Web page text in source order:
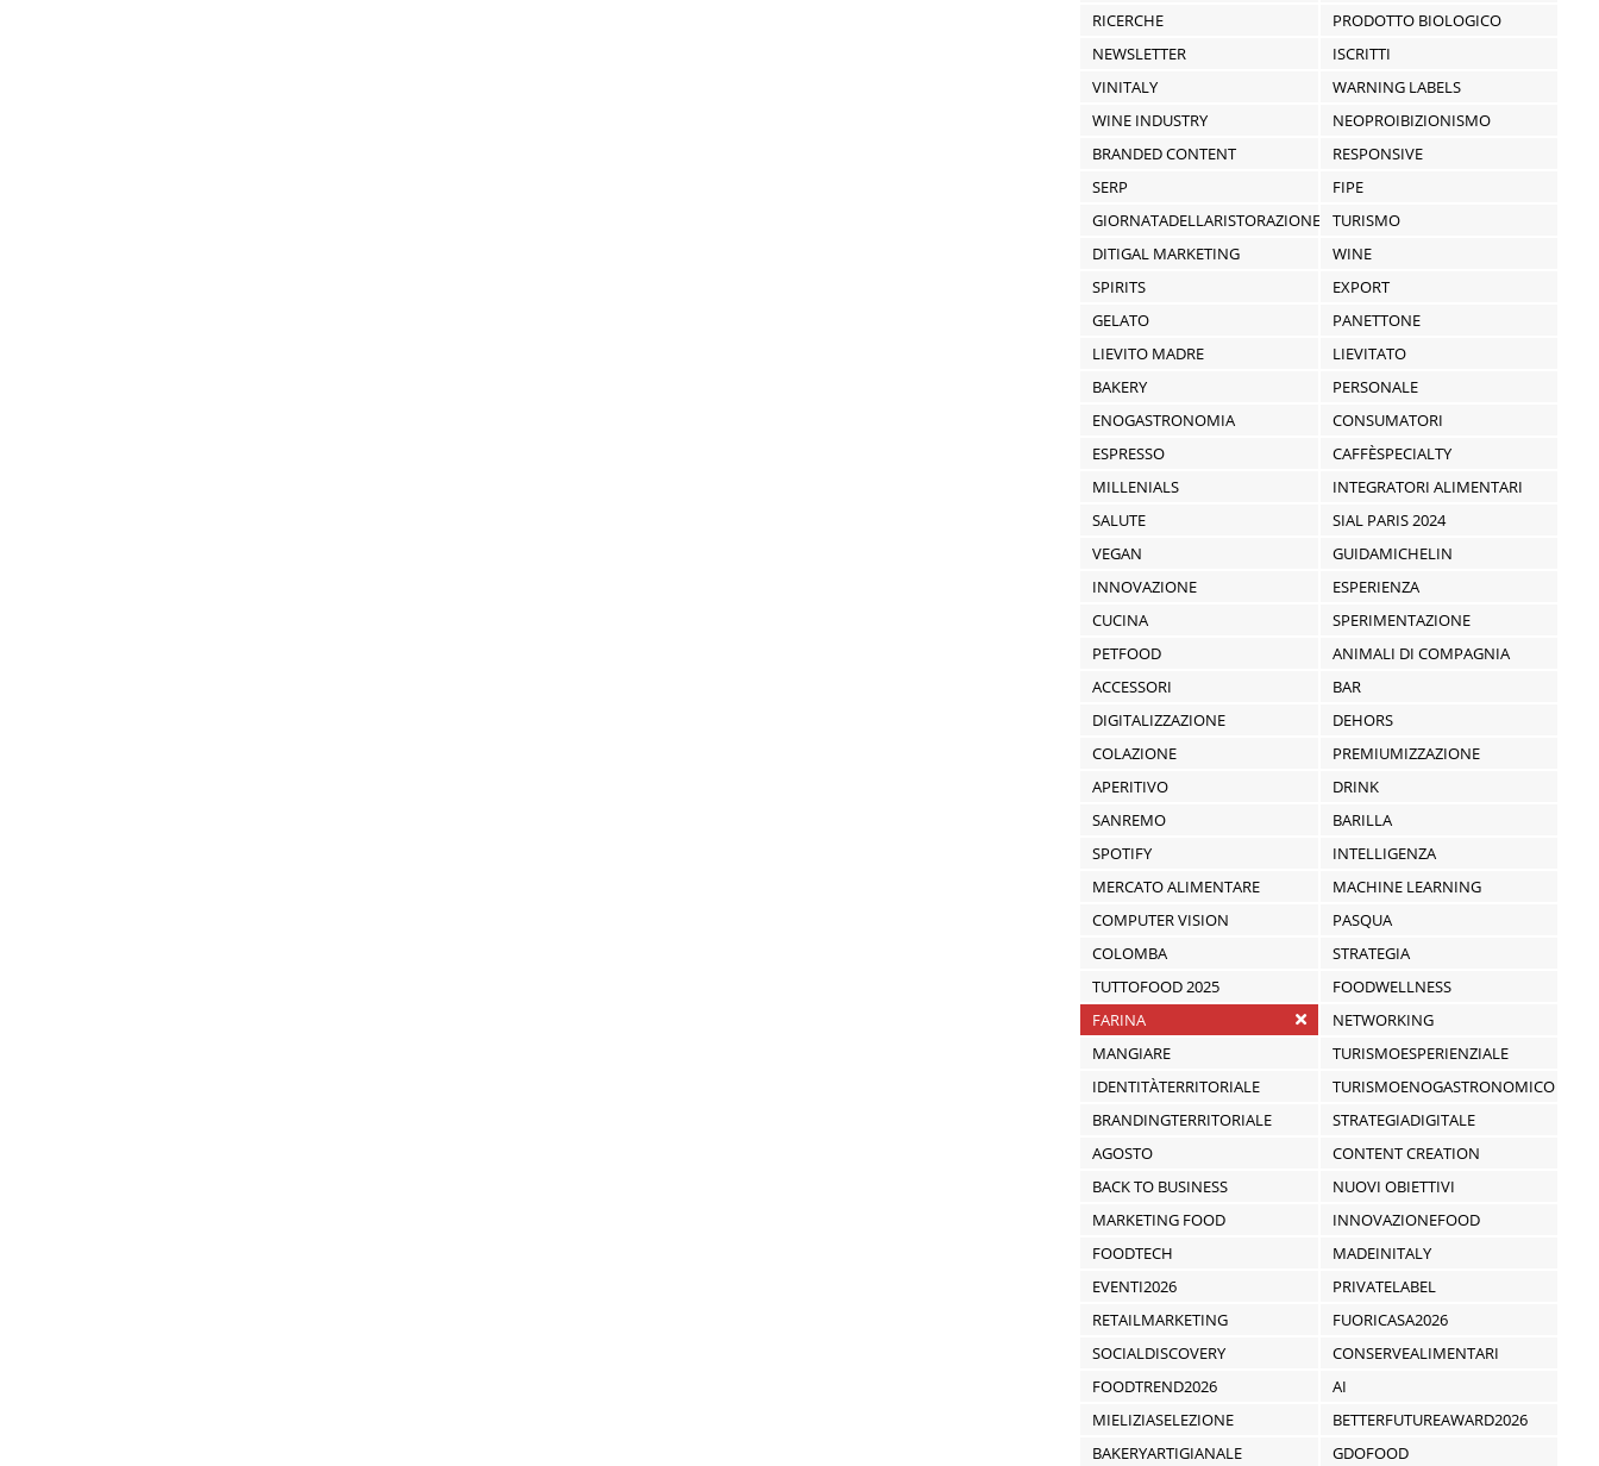
RICERCHE
PRODOTTO BIOLOGICO
NEWSLETTER
ISCRITTI
VINITALY
WARNING LABELS
WINE INDUSTRY
NEOPROIBIZIONISMO
BRANDED CONTENT
RESPONSIVE
SERP
FIPE
GIORNATADELLARISTORAZIONE
TURISMO
DITIGAL MARKETING
WINE
SPIRITS
EXPORT
GELATO
PANETTONE
LIEVITO MADRE
LIEVITATO
BAKERY
PERSONALE
ENOGASTRONOMIA
CONSUMATORI
ESPRESSO
CAFFÈSPECIALTY
MILLENIALS
INTEGRATORI ALIMENTARI
SALUTE
SIAL PARIS 2024
VEGAN
GUIDAMICHELIN
INNOVAZIONE
ESPERIENZA
CUCINA
SPERIMENTAZIONE
PETFOOD
ANIMALI DI COMPAGNIA
ACCESSORI
BAR
DIGITALIZZAZIONE
DEHORS
COLAZIONE
PREMIUMIZZAZIONE
APERITIVO
DRINK
SANREMO
BARILLA
SPOTIFY
INTELLIGENZA
MERCATO ALIMENTARE
MACHINE LEARNING
COMPUTER VISION
PASQUA
COLOMBA
STRATEGIA
TUTTOFOOD 2025
FOODWELLNESS
FARINA
NETWORKING
MANGIARE
TURISMOESPERIENZIALE
IDENTITÀTERRITORIALE
TURISMOENOGASTRONOMICO
BRANDINGTERRITORIALE
STRATEGIADIGITALE
AGOSTO
CONTENT CREATION
BACK TO BUSINESS
NUOVI OBIETTIVI
MARKETING FOOD
INNOVAZIONEFOOD
FOODTECH
MADEINITALY
EVENTI2026
PRIVATELABEL
RETAILMARKETING
FUORICASA2026
SOCIALDISCOVERY
CONSERVEALIMENTARI
FOODTREND2026
AI
MIELIZIASELEZIONE
BETTERFUTUREAWARD2026
BAKERYARTIGIANALE
GDOFOOD